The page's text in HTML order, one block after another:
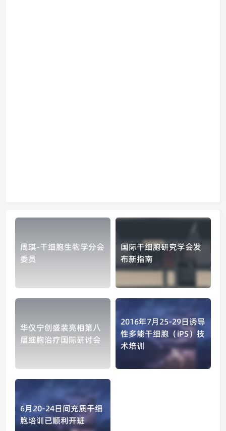
周琪-干细胞生物学分会
委员
国际干细胞研究学会发
布新指南
华仪宁创盛装亮相第八
届细胞治疗国际研讨会
2016年7月25-29日诱导
性多能干细胞（iPS）技
术培训
6月20-24日间充质干细
胞培训已顺利开班